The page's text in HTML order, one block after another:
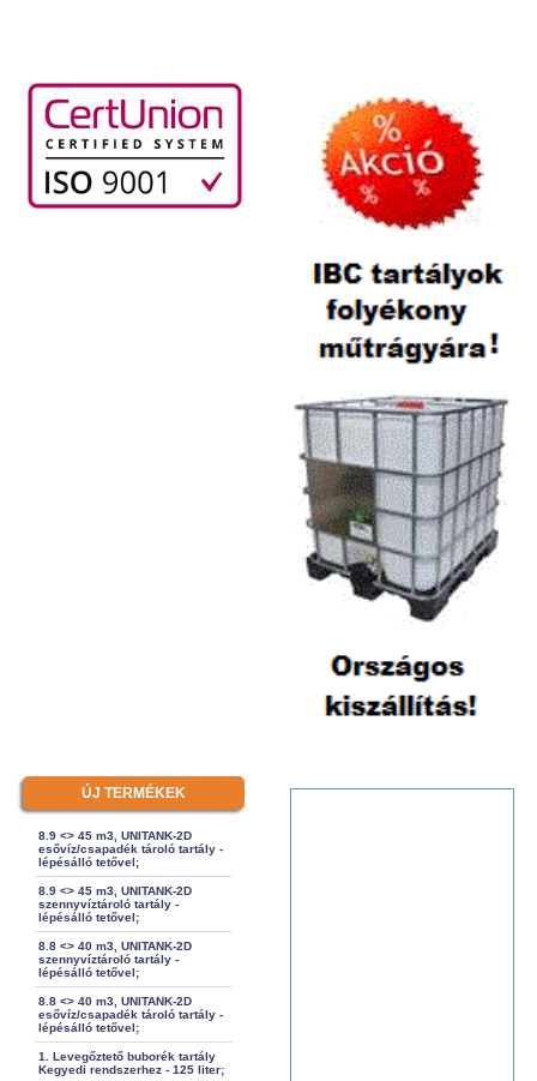
ÚJ TERMÉKEK
8.9 <> 45 m3, UNITANK-2D
esővíz/csapadék tároló tartály -
lépésálló tetővel;
8.9 <> 45 m3, UNITANK-2D
szennyvíztároló tartály -
lépésálló tetővel;
8.8 <> 40 m3, UNITANK-2D
szennyvíztároló tartály -
lépésálló tetővel;
8.8 <> 40 m3, UNITANK-2D
esővíz/csapadék tároló tartály -
lépésálló tetővel;
1. Levegőztető buborék tartály
Kegyedi rendszerhez - 125 liter;